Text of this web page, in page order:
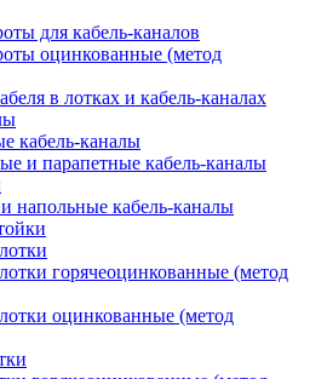
для кабель-каналов
оцинкованные (метод
в лотках и кабель-каналах
кабель-каналы
и парапетные кабель-каналы
напольные кабель-каналы
горячеоцинкованные (метод
оцинкованные (метод